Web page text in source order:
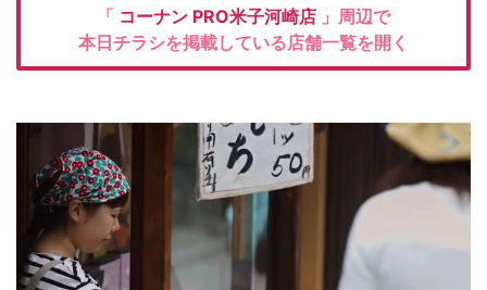
「 コーナン PRO米子河崎店 」周辺で
本日チラシを掲載している店舗一覧を開く